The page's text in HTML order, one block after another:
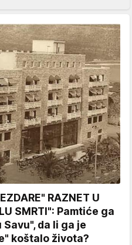
RAZNET U
SMRTI": Pamtiće ga
da li ga je
koštalo života?